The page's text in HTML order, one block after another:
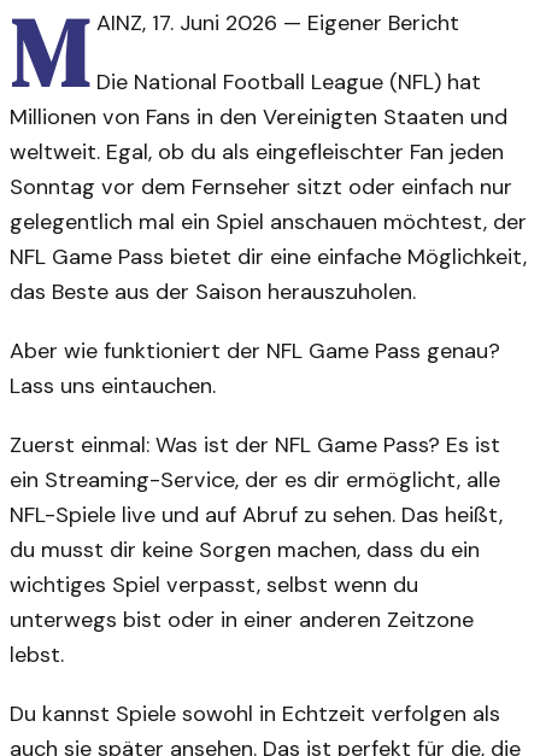
M AINZ, 17. Juni 2026 — Eigener Bericht
Die National Football League (NFL) hat
Millionen von Fans in den Vereinigten Staaten und
weltweit. Egal, ob du als eingefleischter Fan jeden
Sonntag vor dem Fernseher sitzt oder einfach nur
gelegentlich mal ein Spiel anschauen möchtest, der
NFL Game Pass bietet dir eine einfache Möglichkeit,
das Beste aus der Saison herauszuholen.
Aber wie funktioniert der NFL Game Pass genau?
Lass uns eintauchen.
Zuerst einmal: Was ist der NFL Game Pass? Es ist
ein Streaming-Service, der es dir ermöglicht, alle
NFL-Spiele live und auf Abruf zu sehen. Das heißt,
du musst dir keine Sorgen machen, dass du ein
wichtiges Spiel verpasst, selbst wenn du
unterwegs bist oder in einer anderen Zeitzone
lebst.
Du kannst Spiele sowohl in Echtzeit verfolgen als
auch sie später ansehen. Das ist perfekt für die, die